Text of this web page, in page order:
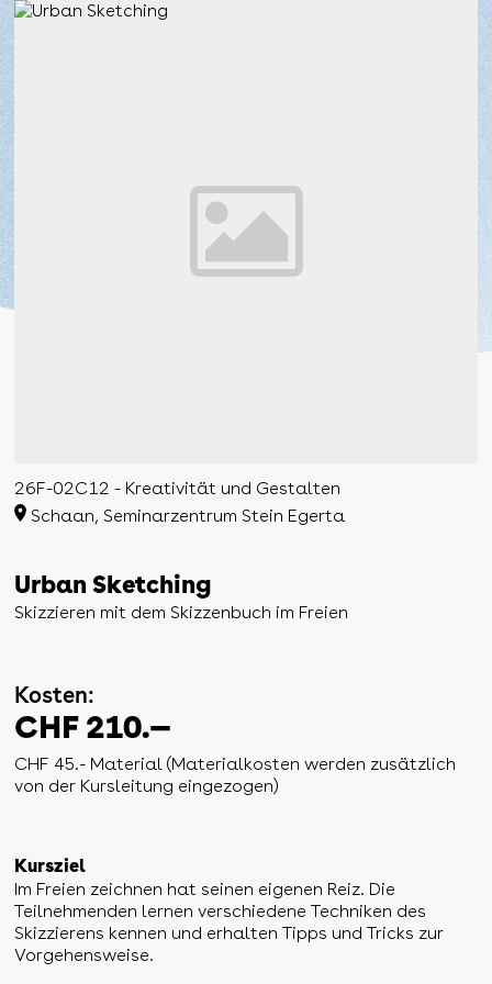
26F-02C12 - Kreativität und Gestalten
Schaan, Seminarzentrum Stein Egerta
Urban Sketching
Skizzieren mit dem Skizzenbuch im Freien
Kosten:
CHF 210.—
CHF 45.- Material (Materialkosten werden zusätzlich
von der Kursleitung eingezogen)
Kursziel
Im Freien zeichnen hat seinen eigenen Reiz. Die
Teilnehmenden lernen verschiedene Techniken des
Skizzierens kennen und erhalten Tipps und Tricks zur
Vorgehensweise.